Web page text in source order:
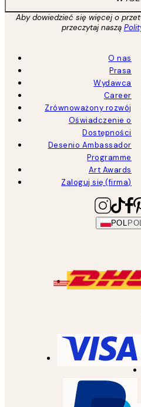
Aby dowiedzieć się więcej o
przeczytaj naszą
O nas
Prasa
Wydawca
Career
Zrównoważony rozwój
Oświadczenie o
Dostępności
Desenio Ambassador
Programme
Art Awards
Zaloguj się (firma)
POL